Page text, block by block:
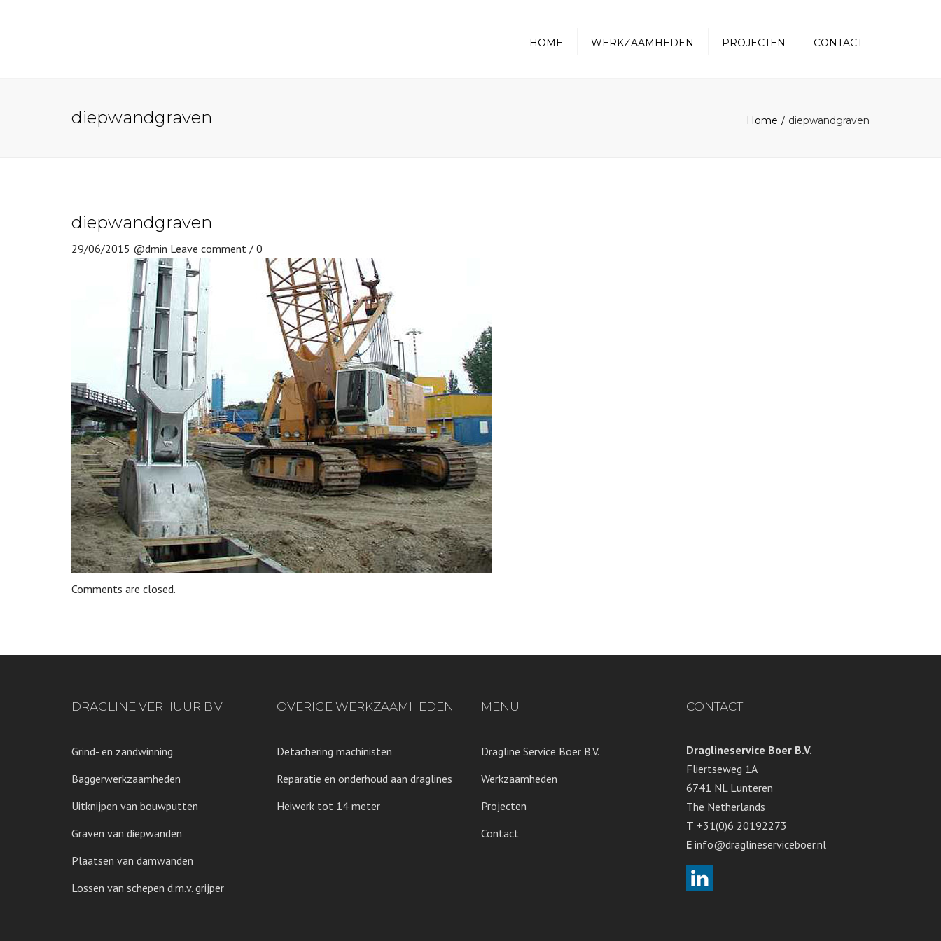
HOME WERKZAAMHEDEN PROJECTEN CONTACT
diepwandgraven Home diepwandgraven
diepwandgraven
29/06/2015 @dmin Leave comment / 0
Comments are closed.
DRAGLINE VERHUUR B.V.
Grind- en zandwinning
Baggerwerkzaamheden
Uitknijpen van bouwputten
Graven van diepwanden
Plaatsen van damwanden
Lossen van schepen d.m.v. grijper
OVERIGE WERKZAAMHEDEN
Detachering machinisten
Reparatie en onderhoud aan draglines
Heiwerk tot 14 meter
MENU
Dragline Service Boer B.V.
Werkzaamheden
Projecten
Contact
CONTACT
Draglineservice Boer B.V.
Fliertseweg 1A
6741 NL Lunteren
The Netherlands
T +31(0)6 20192273
E info@draglineserviceboer.nl